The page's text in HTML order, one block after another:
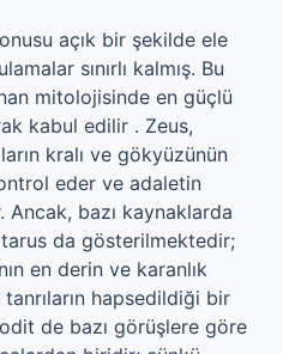
açık bir şekilde ele
sınırlı kalmış. Bu
mitolojisinde en güçlü
kabul edilir . Zeus,
kralı ve gökyüzünün
eder ve adaletin
bazı kaynaklarda
da gösterilmektedir;
en derin ve karanlık
hapsedildiği bir
de bazı görüşlere göre